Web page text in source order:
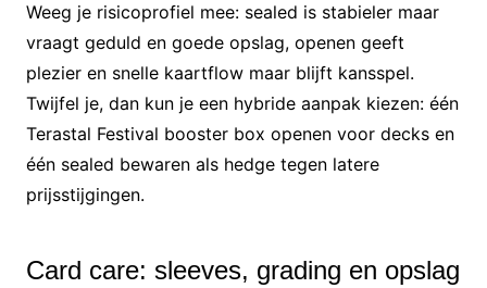
Weeg je risicoprofiel mee: sealed is stabieler maar
vraagt geduld en goede opslag, openen geeft
plezier en snelle kaartflow maar blijft kansspel.
Twijfel je, dan kun je een hybride aanpak kiezen: één
Terastal Festival booster box openen voor decks en
één sealed bewaren als hedge tegen latere
prijsstijgingen.
Card care: sleeves, grading en opslag